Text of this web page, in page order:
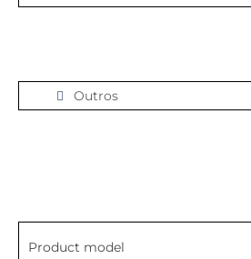
Outros
Product model